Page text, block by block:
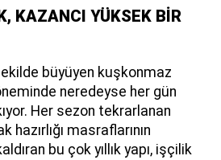
KAZANCI YÜKSEK BİR
büyüyen kuşkonmaz
neredeyse her gün
Her sezon tekrarlanan
masraflarının
bu çok yıllık yapı, işçilik